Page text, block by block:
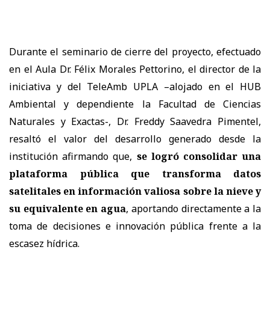
Durante el seminario de cierre del proyecto, efectuado
en el Aula Dr. Félix Morales Pettorino, el director de la
iniciativa y del TeleAmb UPLA –alojado en el HUB
Ambiental y dependiente la Facultad de Ciencias
Naturales y Exactas-, Dr. Freddy Saavedra Pimentel,
resaltó el valor del desarrollo generado desde la
institución afirmando que, se logró consolidar una
plataforma pública que transforma datos
satelitales en información valiosa sobre la nieve y
su equivalente en agua, aportando directamente a la
toma de decisiones e innovación pública frente a la
escasez hídrica.